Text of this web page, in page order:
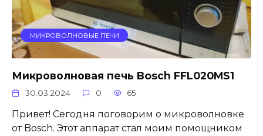
МИКРОВОЛНОВЫЕ ПЕЧИ
Микроволновая печь Bosch FFL020MS1
30.03.2024 0 65
Привет! Сегодня поговорим о микроволновке
от Bosch. Этот аппарат стал моим помощником